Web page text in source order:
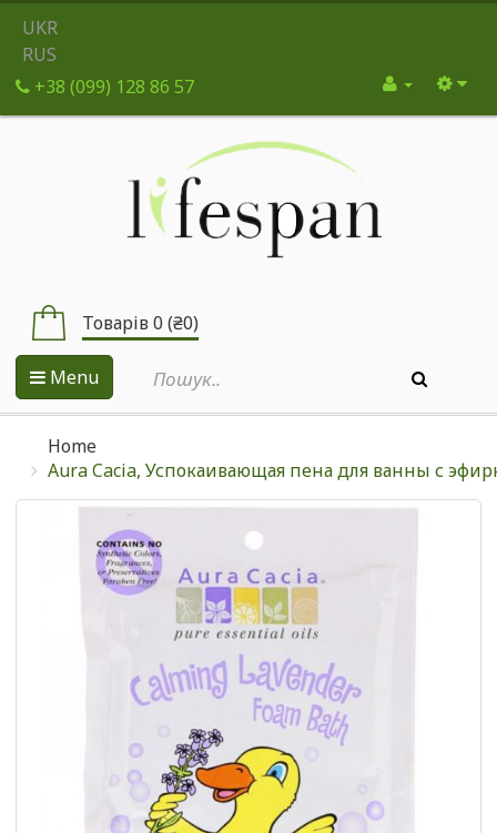
UKR
RUS
+38 (099) 128 86 57
Товарів 0 (₴0)
Menu
Home
Aura Cacia, Успокаивающая пена для ванны с